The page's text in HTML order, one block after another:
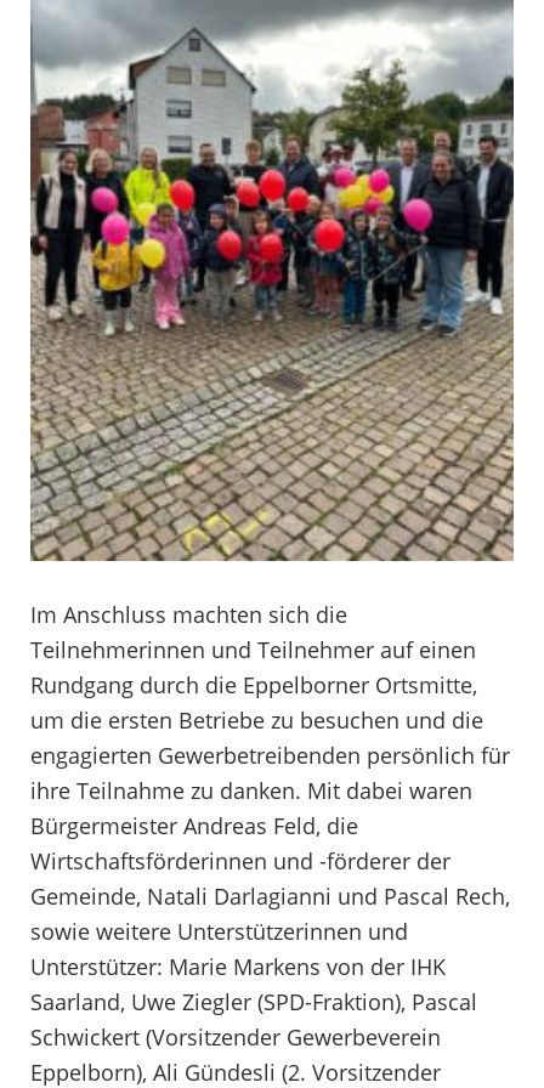
Im Anschluss machten sich die
Teilnehmerinnen und Teilnehmer auf einen
Rundgang durch die Eppelborner Ortsmitte,
um die ersten Betriebe zu besuchen und die
engagierten Gewerbetreibenden persönlich für
ihre Teilnahme zu danken. Mit dabei waren
Bürgermeister Andreas Feld, die
Wirtschaftsförderinnen und -förderer der
Gemeinde, Natali Darlagianni und Pascal Rech,
sowie weitere Unterstützerinnen und
Unterstützer: Marie Markens von der IHK
Saarland, Uwe Ziegler (SPD-Fraktion), Pascal
Schwickert (Vorsitzender Gewerbeverein
Eppelborn), Ali Gündesli (2. Vorsitzender